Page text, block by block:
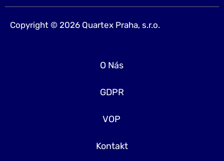
Copyright © 2026 Quartex Praha, s.r.o.
O Nás
GDPR
VOP
Kontakt